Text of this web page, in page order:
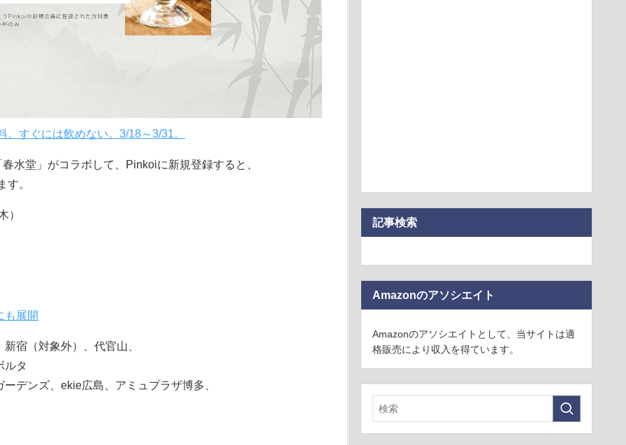
すぐには飲めない。3/18～3/31。
水堂」がコラボして、Pinkoiに新規登録すると、
。
）
も展開
宿（対象外）、代官山、
ルタ
デンズ、ekie広島、アミュプラザ博多、
記事検索
Amazonのアソシエイト
Amazonのアソシエイトとして、当サイトは適
格販売により収入を得ています。